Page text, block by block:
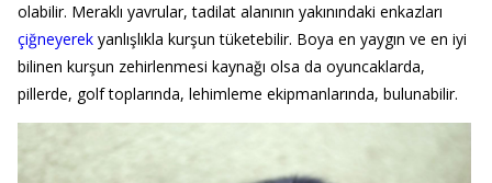
olabilir. Meraklı yavrular, tadilat alanının yakınındaki enkazları
çiğneyerekyanlışlıkla kurşun tüketebilir. Boya en yaygın ve en iyi
bilinen kurşun zehirlenmesi kaynağı olsa da oyuncaklarda,
pillerde, golf toplarında, lehimleme ekipmanlarında, bulunabilir.